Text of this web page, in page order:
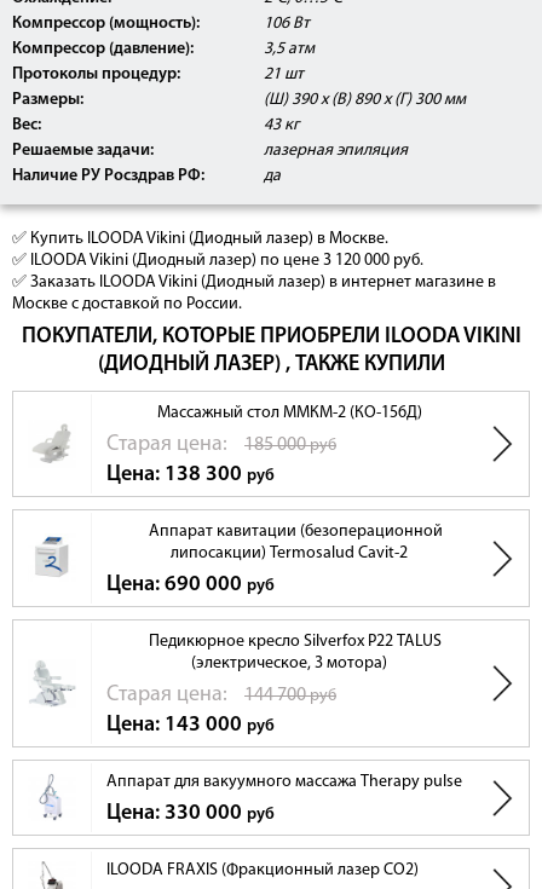
Компрессор (мощность):
106 Вт
Компрессор (давление):
3,5 атм
Протоколы процедур:
21 шт
Размеры:
(Ш) 390 х (В) 890 х (Г) 300 мм
Вес:
43 кг
Решаемые задачи:
лазерная эпиляция
Наличие РУ Росздрав РФ:
да
✅ Купить ILOODA Vikini (Диодный лазер) в Москве.
✅ ILOODA Vikini (Диодный лазер) по цене 3 120 000 руб.
✅ Заказать ILOODA Vikini (Диодный лазер) в интернет магазине в
Москве с доставкой по России.
ПОКУПАТЕЛИ, КОТОРЫЕ ПРИОБРЕЛИ ILOODA VIKINI
(ДИОДНЫЙ ЛАЗЕР) , ТАКЖЕ КУПИЛИ
Массажный стол ММКМ-2 (КО-156Д)
Cтарая цена: 185 000руб
Цена: 138 300 руб
Аппарат кавитации (безоперационной
липосакции) Termosalud Cavit-2
Цена: 690 000 руб
Педикюрное кресло Silverfox Р22 TALUS
(электрическое, 3 мотора)
Cтарая цена: 144 700руб
Цена: 143 000 руб
Аппарат для вакуумного массажа Therapy pulse
Цена: 330 000 руб
ILOODA FRAXIS (Фракционный лазер CO2)